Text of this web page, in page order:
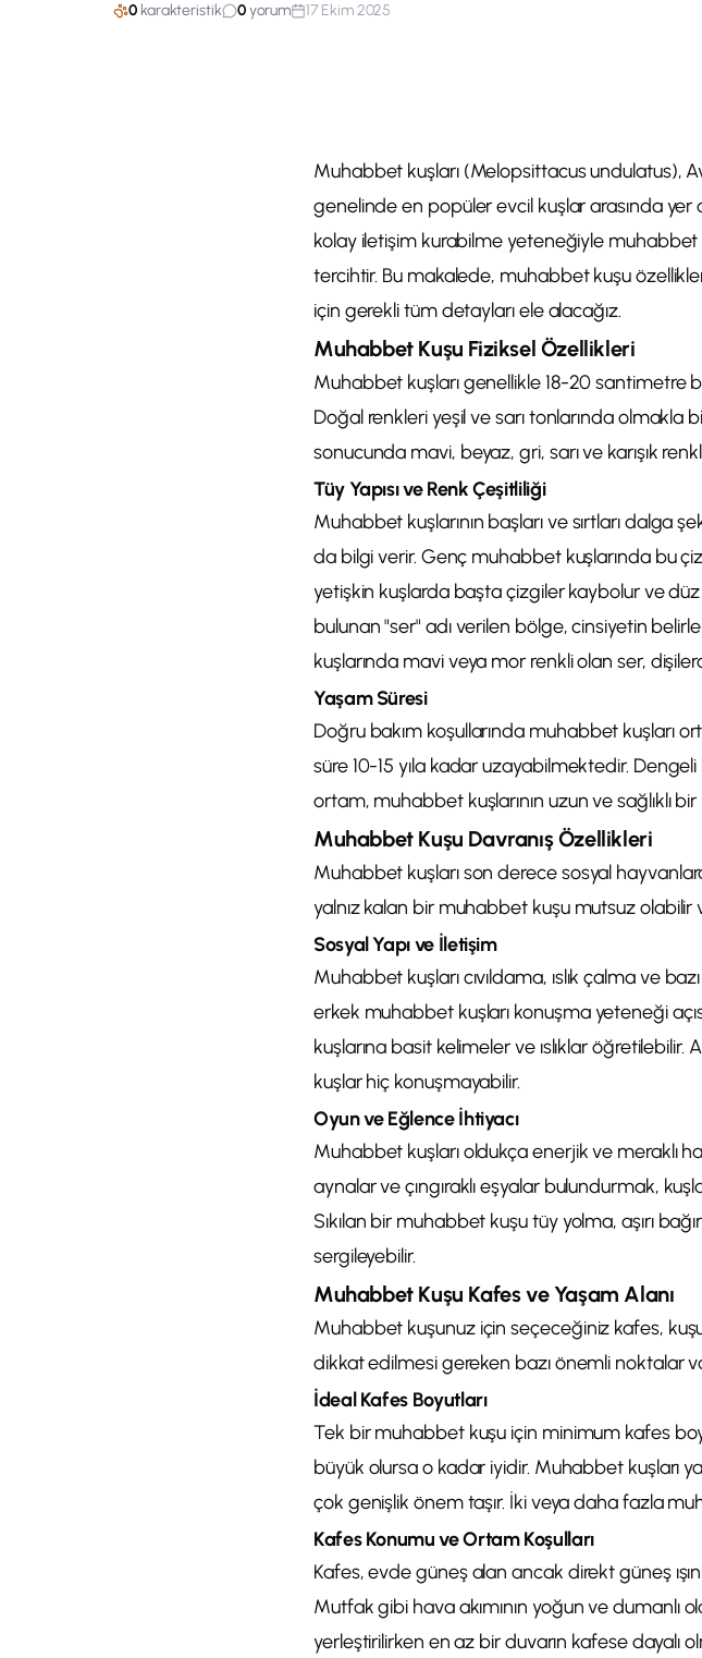
0 karakteristik 0yorum 17 Ekim 2025
Muhabbet kuşları (Melopsittacus undulatus),
genelinde en popüler evcil kuşlar arasında yer
kolay iletişim kurabilme yeteneğiyle muhabbet
tercihtir. Bu makalede, muhabbet kuşu
için gerekli tüm detayları ele alacağız.
Muhabbet Kuşu Fiziksel Özellikleri
Muhabbet kuşları genellikle 18-20 santimetre
Doğal renkleri yeşil ve sarı tonlarında olmakla
sonucunda mavi, beyaz, gri, sarı ve karışık
Tüy Yapısı ve Renk Çeşitliliği
Muhabbet kuşlarının başları ve sırtları dalga
da bilgi verir. Genç muhabbet kuşlarında bu
yetişkin kuşlarda başta çizgiler kaybolur ve düz
bulunan "ser" adı verilen bölge, cinsiyetin
kuşlarında mavi veya mor renkli olan ser,
Yaşam Süresi
Doğru bakım koşullarında muhabbet kuşları
süre 10-15 yıla kadar uzayabilmektedir.
ortam, muhabbet kuşlarının uzun ve sağlıklı
Muhabbet Kuşu Davranış Özellikleri
Muhabbet kuşları son derece sosyal
yalnız kalan bir muhabbet kuşu mutsuz olabilir
Sosyal Yapı ve İletişim
Muhabbet kuşları cıvıldama, ıslık çalma ve
erkek muhabbet kuşları konuşma yeteneği
kuşlarına basit kelimeler ve ıslıklar
kuşlar hiç konuşmayabilir.
Oyun ve Eğlence İhtiyacı
Muhabbet kuşları oldukça enerjik ve meraklı
aynalar ve çıngıraklı eşyalar bulundurmak,
Sıkılan bir muhabbet kuşu tüy yolma, aşırı
sergileyebilir.
Muhabbet Kuşu Kafes ve Yaşam Alanı
Muhabbet kuşunuz için seçeceğiniz kafes,
dikkat edilmesi gereken bazı önemli noktalar
İdeal Kafes Boyutları
Tek bir muhabbet kuşu için minimum kafes
büyük olursa o kadar iyidir. Muhabbet kuşları
çok genişlik önem taşır. İki veya daha fazla
Kafes Konumu ve Ortam Koşulları
Kafes, evde güneş alan ancak direkt güneş
Mutfak gibi hava akımının yoğun ve dumanlı
yerleştirilirken en az bir duvarın kafese dayalı